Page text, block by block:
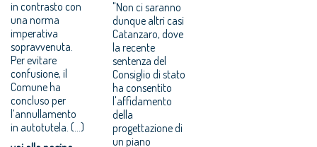
in contrasto con
una norma
imperativa
sopravvenuta.
Per evitare
confusione, il
Comune ha
concluso per
l’annullamento
in autotutela. (...)
"Non ci saranno
dunque altri casi
Catanzaro, dove
la recente
sentenza del
Consiglio di stato
ha consentito
l'affidamento
della
progettazione di
un piano